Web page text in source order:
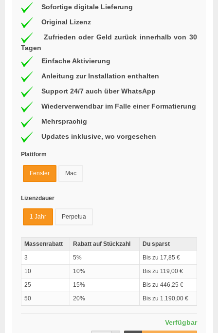
Sofortige digitale Lieferung
Original Lizenz
Zufrieden oder Geld zurück innerhalb von 30
Tagen
Einfache Aktivierung
Anleitung zur Installation enthalten
Support 24/7 auch über WhatsApp
Wiederverwendbar im Falle einer Formatierung
Mehrsprachig
Updates inklusive, wo vorgesehen
Plattform
Fenster Mac
Lizenzdauer
1 Jahr Perpetua
Massenrabatt Rabatt auf Stückzahl
Du sparst
3
5%
Bis zu 17,85 €
10
10%
Bis zu 119,00 €
25
15%
Bis zu 446,25 €
50
20% Bis zu 1.190,00 €
Verfügbar